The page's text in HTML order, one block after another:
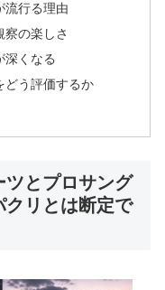
流行る理由
の楽しさ
深くなる
どう評価するか
ツとプロサング
クリとは断定で